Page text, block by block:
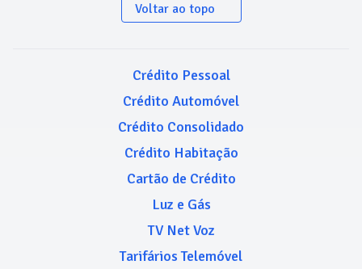
Voltar ao topo
Crédito Pessoal
Crédito Automóvel
Crédito Consolidado
Crédito Habitação
Cartão de Crédito
Luz e Gás
TV Net Voz
Tarifários Telemóvel